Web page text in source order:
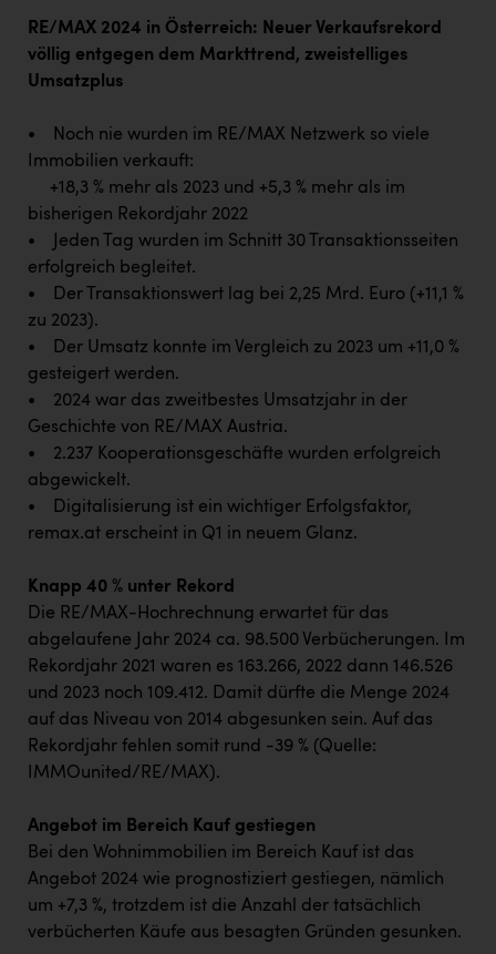
kunden basics
RE/MAX 2024 in Österreich: Neuer Verkaufsrekord
völlig entgegen dem Markttrend, zweistelliges
Umsatzplus
• Noch nie wurden im RE/MAX Netzwerk so viele
Immobilien verkauft:
+18,3 % mehr als 2023 und +5,3 % mehr als im
bisherigen Rekordjahr 2022
• Jeden Tag wurden im Schnitt 30 Transaktionsseiten
erfolgreich begleitet.
• Der Transaktionswert lag bei 2,25 Mrd. Euro (+11,1 %
zu 2023).
• Der Umsatz konnte im Vergleich zu 2023 um +11,0 %
gesteigert werden.
• 2024 war das zweitbestes Umsatzjahr in der
Geschichte von RE/MAX Austria.
• 2.237 Kooperationsgeschäfte wurden erfolgreich
abgewickelt.
• Digitalisierung ist ein wichtiger Erfolgsfaktor,
remax.at erscheint in Q1 in neuem Glanz.
Knapp 40 % unter Rekord
Die RE/MAX-Hochrechnung erwartet für das
abgelaufene Jahr 2024 ca. 98.500 Verbücherungen. Im
Rekordjahr 2021 waren es 163.266, 2022 dann 146.526
und 2023 noch 109.412. Damit dürfte die Menge 2024
auf das Niveau von 2014 abgesunken sein. Auf das
Rekordjahr fehlen somit rund -39 % (Quelle:
IMMOunited/RE/MAX).
Angebot im Bereich Kauf gestiegen
Bei den Wohnimmobilien im Bereich Kauf ist das
Angebot 2024 wie prognostiziert gestiegen, nämlich
um +7,3 %, trotzdem ist die Anzahl der tatsächlich
verbücherten Käufe aus besagten Gründen gesunken.